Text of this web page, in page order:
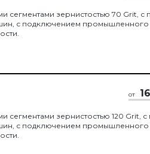
сегментами зернистостью 70 Grit,
с подключением промышленного
от
зернистостью 120 Grit,
с подключением промышленного